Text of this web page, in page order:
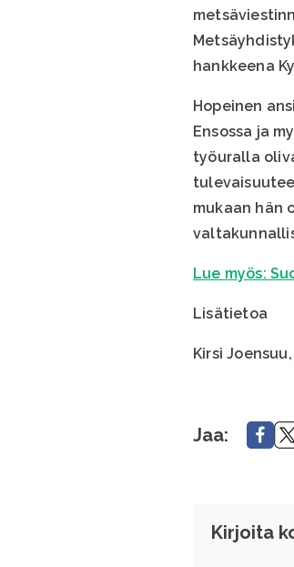
hankkeena
Hopeinen
Ensossa ja
työuralla
mukaan hän
Lue myös:
Lisätietoa
Kirsi
Jaa: Jaa.
Kirjoita